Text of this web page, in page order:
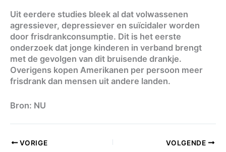
Uit eerdere studies bleek al dat volwassenen
agressiever, depressiever en suïcidaler worden
door frisdrankconsumptie. Dit is het eerste
onderzoek dat jonge kinderen in verband brengt
met de gevolgen van dit bruisende drankje.
Overigens kopen Amerikanen per persoon meer
frisdrank dan mensen uit andere landen.
Bron: NU
VORIGE VOLGENDE